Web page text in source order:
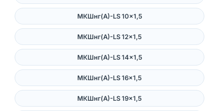
МКШнг(А)-LS 10×1,5
МКШнг(А)-LS 12×1,5
МКШнг(А)-LS 14×1,5
МКШнг(А)-LS 16×1,5
МКШнг(А)-LS 19×1,5